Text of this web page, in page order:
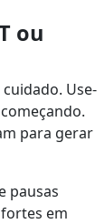
ou
Use-
para gerar
pausas
em